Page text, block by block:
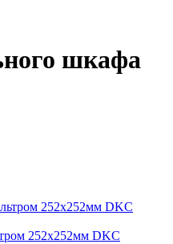
шкафа
252х252мм DKC